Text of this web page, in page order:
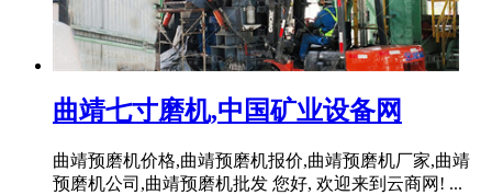
曲靖七寸磨机,中国矿业设备网
曲靖预磨机价格,曲靖预磨机报价,曲靖预磨机厂家,曲靖
预磨机公司,曲靖预磨机批发 您好, 欢迎来到云商网! ...